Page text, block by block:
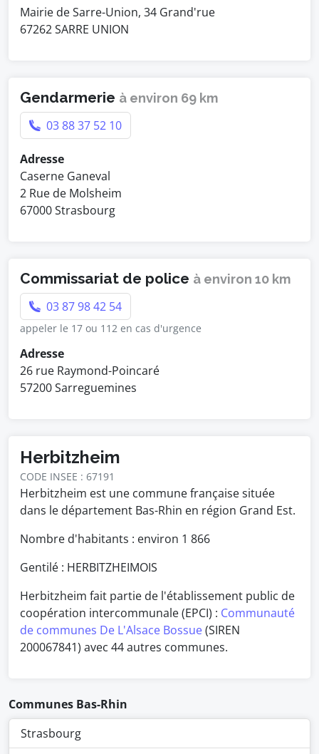
Mairie de Sarre-Union, 34 Grand'rue
67262 SARRE UNION
Gendarmerie à environ 69 km
03 88 37 52 10
Adresse
Caserne Ganeval
2 Rue de Molsheim
67000 Strasbourg
Commissariat de police à environ 10 km
03 87 98 42 54
appeler le 17 ou 112 en cas d'urgence
Adresse
26 rue Raymond-Poincaré
57200 Sarreguemines
Herbitzheim
CODE INSEE : 67191
Herbitzheim est une commune française située
dans le département Bas-Rhin en région Grand Est.
Nombre d'habitants : environ 1 866
Gentilé : HERBITZHEIMOIS
Herbitzheim fait partie de l'établissement public de
coopération intercommunale (EPCI) : Communauté
de communes De L'Alsace Bossue(SIREN
200067841) avec 44 autres communes.
Communes Bas-Rhin
Strasbourg